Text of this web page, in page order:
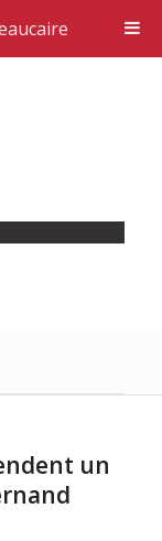
un